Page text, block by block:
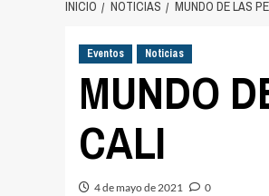
INICIO NOTICIAS MUNDO DE LAS
Eventos Noticias
MUNDO
CALI
4 de mayo de 2021 0